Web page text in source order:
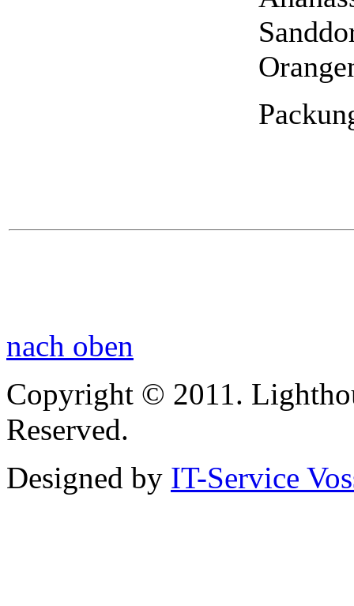
nach oben
Copyright © 2011.
Reserved.
Designed by IT-Service